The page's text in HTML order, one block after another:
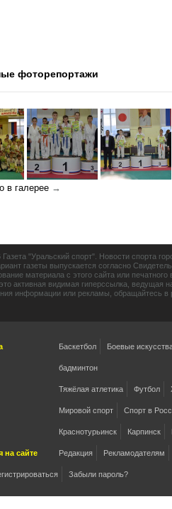
фоторепортажи
в галерее→
"Уральский спорт". Новости спорта
газеты выпускается согласно
материала с этого сайта или
активная видимая гиперссылка, ведущая
информации или рекламы, обращайтесь в
на сайте
Баскетбол Боевые
бадминтон
Тяжёлая атлетика Футбол
Мировой спорт Спорт в
Краснотурьинск Карпинск
Редакция Рекламодателям
Забыли пароль?